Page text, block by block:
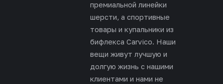
премиальной линейки
шерсти, а спортивные
товары и купальники из
бифлекса Carvico. Наши
вещи живут лучшую и
долгую жизнь с нашими
клиентами и нами не